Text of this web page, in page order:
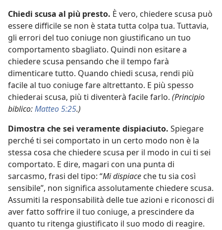
Chiedi scusa al più presto. È vero, chiedere scusa può
essere difficile se non è stata tutta colpa tua. Tuttavia,
gli errori del tuo coniuge non giustificano un tuo
comportamento sbagliato. Quindi non esitare a
chiedere scusa pensando che il tempo farà
dimenticare tutto. Quando chiedi scusa, rendi più
facile al tuo coniuge fare altrettanto. E più spesso
chiederai scusa, più ti diventerà facile farlo. (Principio
biblico:Matteo 5:25.)
Dimostra che sei veramente dispiaciuto. Spiegare
perché ti sei comportato in un certo modo non è la
stessa cosa che chiedere scusa per il modo in cui ti sei
comportato. E dire, magari con una punta di
sarcasmo, frasi del tipo: “Mi dispiace che tu sia così
sensibile”, non significa assolutamente chiedere scusa.
Assumiti la responsabilità delle tue azioni e riconosci di
aver fatto soffrire il tuo coniuge, a prescindere da
quanto tu ritenga giustificato il suo modo di reagire.